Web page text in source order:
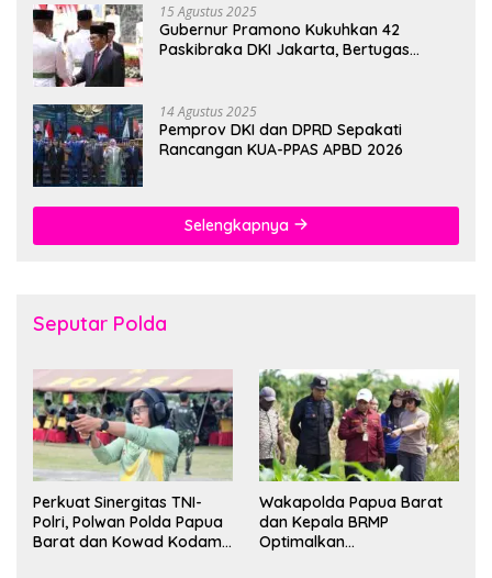
15 Agustus 2025
Gubernur Pramono Kukuhkan 42
Paskibraka DKI Jakarta, Bertugas
14 Agustus 2025
Pemprov DKI dan DPRD Sepakati
Rancangan KUA-PPAS APBD 2026
Selengkapnya
Seputar Polda
Perkuat Sinergitas TNI-
Polri, Polwan Polda Papua
Barat dan Kowad Kodam
Wakapolda Papua Barat
dan Kepala BRMP
Optimalkan